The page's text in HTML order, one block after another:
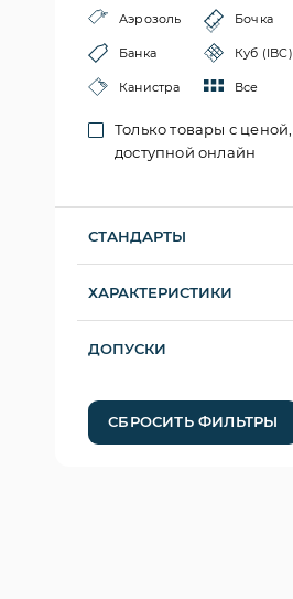
Аэрозоль Бочка
Банка Куб (IBC)
Канистра Все
Только товары с ценой,
доступной онлайн
СТАНДАРТЫ
ХАРАКТЕРИСТИКИ
ДОПУСКИ
СБРОСИТЬ ФИЛЬТРЫ